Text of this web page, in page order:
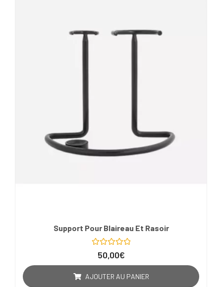
Support Pour Blaireau Et Rasoir
Note
sur
50,00€
AJOUTER AU PANIER